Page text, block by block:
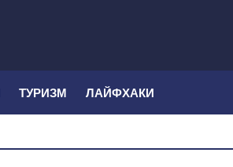
ТУРИЗМ ЛАЙФХАКИ